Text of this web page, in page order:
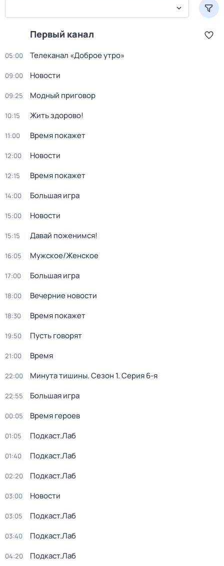
Первый канал
05:00 Телеканал «Доброе утро»
09:00 Новости
09:25 Модный приговор
10:15 Жить здорово!
11:00 Время покажет
12:00 Новости
12:15 Время покажет
14:00 Большая игра
15:00 Новости
15:15 Давай поженимся!
16:05 Мужское/Женское
17:00 Большая игра
18:00 Вечерние новости
18:30 Время покажет
19:50 Пусть говорят
21:00 Время
22:00 Минута тишины. Сезон 1. Серия 6-я
22:55 Большая игра
00:05 Время героев
01:05 Подкаст.Лаб
01:40 Подкаст.Лаб
02:20 Подкаст.Лаб
03:00 Новости
03:05 Подкаст.Лаб
03:40 Подкаст.Лаб
04:20 Подкаст.Лаб